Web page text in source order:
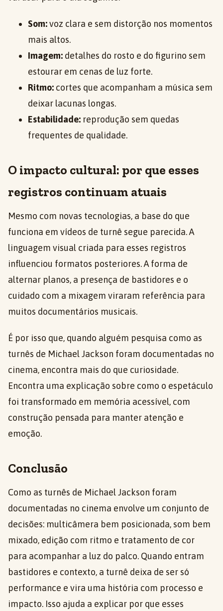
Som:voz clara e sem distorção nos momentos
mais altos.
Imagem: detalhes do rosto e do figurino sem
estourar em cenas de luz forte.
Ritmo: cortes que acompanham a música sem
deixar lacunas longas.
Estabilidade: reprodução sem quedas
frequentes de qualidade.
O impacto cultural: por que esses
registros continuam atuais
Mesmo com novas tecnologias, a base do que
funciona em vídeos de turnê segue parecida. A
linguagem visual criada para esses registros
influenciou formatos posteriores. A forma de
alternar planos, a presença de bastidores e o
cuidado com a mixagem viraram referência para
muitos documentários musicais.
É por isso que, quando alguém pesquisa como as
turnês de Michael Jackson foram documentadas no
cinema, encontra mais do que curiosidade.
Encontra uma explicação sobre como o espetáculo
foi transformado em memória acessível, com
construção pensada para manter atenção e
emoção.
Conclusão
Como as turnês de Michael Jackson foram
documentadas no cinema envolve um conjunto de
decisões: multicâmera bem posicionada, som bem
mixado, edição com ritmo e tratamento de cor
para acompanhar a luz do palco. Quando entram
bastidores e contexto, a turnê deixa de ser só
performance e vira uma história com processo e
impacto. Isso ajuda a explicar por que esses